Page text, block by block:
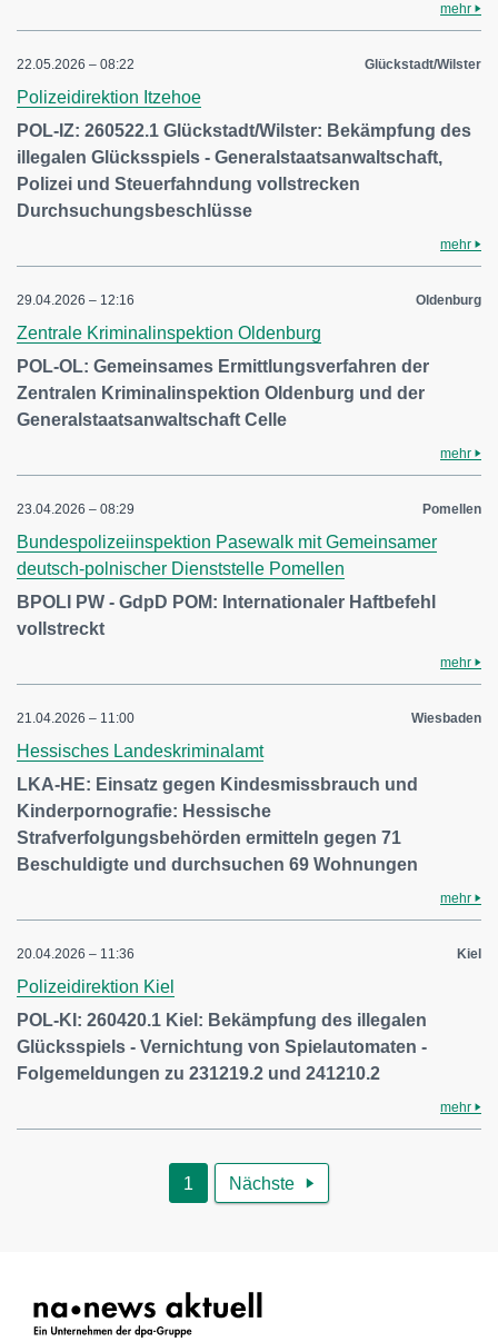
mehr
22.05.2026 – 08:22 Glückstadt/Wilster
Polizeidirektion Itzehoe
POL-IZ: 260522.1 Glückstadt/Wilster: Bekämpfung des
illegalen Glücksspiels - Generalstaatsanwaltschaft,
Polizei und Steuerfahndung vollstrecken
Durchsuchungsbeschlüsse
mehr
29.04.2026 – 12:16 Oldenburg
Zentrale Kriminalinspektion Oldenburg
POL-OL: Gemeinsames Ermittlungsverfahren der
Zentralen Kriminalinspektion Oldenburg und der
Generalstaatsanwaltschaft Celle
mehr
23.04.2026 – 08:29 Pomellen
Bundespolizeiinspektion Pasewalk mit Gemeinsamer
deutsch-polnischer Dienststelle Pomellen
BPOLI PW - GdpD POM: Internationaler Haftbefehl
vollstreckt
mehr
21.04.2026 – 11:00 Wiesbaden
Hessisches Landeskriminalamt
LKA-HE: Einsatz gegen Kindesmissbrauch und
Kinderpornografie: Hessische
Strafverfolgungsbehörden ermitteln gegen 71
Beschuldigte und durchsuchen 69 Wohnungen
mehr
20.04.2026 – 11:36 Kiel
Polizeidirektion Kiel
POL-KI: 260420.1 Kiel: Bekämpfung des illegalen
Glücksspiels - Vernichtung von Spielautomaten -
Folgemeldungen zu 231219.2 und 241210.2
mehr
1 Nächste 